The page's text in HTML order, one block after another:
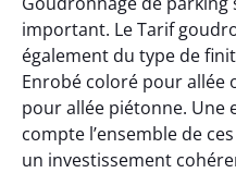
important. Le Tarif
également du type de
Enrobé coloré pour allée
pour allée piétonne. Une
compte l’ensemble de
un investissement